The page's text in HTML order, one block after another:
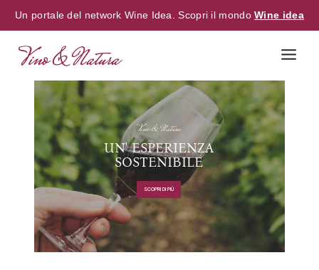
Un portale del network Wine Idea. Scopri il mondoWine idea
SCOPRI DI PIÙ
Vino & Natura
UN' ESPERIENZA
SOSTENIBILE